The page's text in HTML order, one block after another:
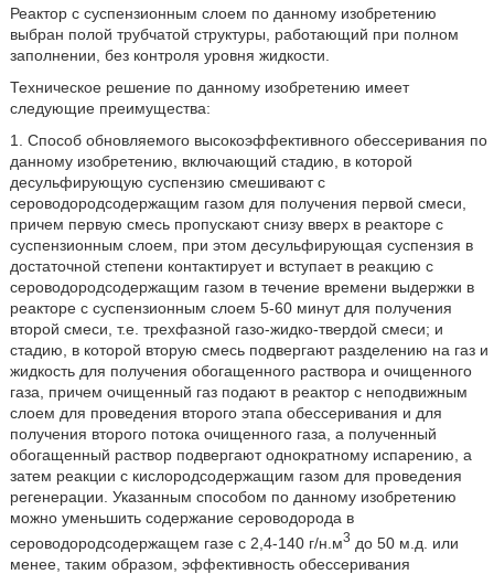
Реактор с суспензионным слоем по данному изобретению
выбран полой трубчатой структуры, работающий при полном
заполнении, без контроля уровня жидкости.
Техническое решение по данному изобретению имеет
следующие преимущества:
1. Способ обновляемого высокоэффективного обессеривания по
данному изобретению, включающий стадию, в которой
десульфирующую суспензию смешивают с
сероводородсодержащим газом для получения первой смеси,
причем первую смесь пропускают снизу вверх в реакторе с
суспензионным слоем, при этом десульфирующая суспензия в
достаточной степени контактирует и вступает в реакцию с
сероводородсодержащим газом в течение времени выдержки в
реакторе с суспензионным слоем 5-60 минут для получения
второй смеси, т.е. трехфазной газо-жидко-твердой смеси; и
стадию, в которой вторую смесь подвергают разделению на газ и
жидкость для получения обогащенного раствора и очищенного
газа, причем очищенный газ подают в реактор с неподвижным
слоем для проведения второго этапа обессеривания и для
получения второго потока очищенного газа, а полученный
обогащенный раствор подвергают однократному испарению, а
затем реакции с кислородсодержащим газом для проведения
регенерации. Указанным способом по данному изобретению
можно уменьшить содержание сероводорода в
сероводородсодержащем газе с 2,4-140 г/н.м3 до 50 м.д. или
менее, таким образом, эффективность обессеривания